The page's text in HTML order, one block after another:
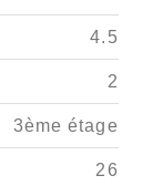
4.5
2
3ème étage
26